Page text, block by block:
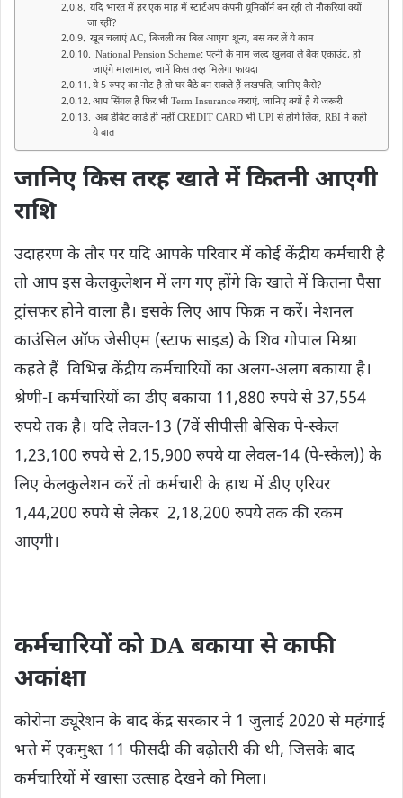
यदि भारत में हर एक माह में स्टार्टअप कंपनी यूनिकॉर्न बन रही तो नौकरियां क्यों
जा रहीं?
खूब चलाएं AC‚ बिजली का बिल आएगा शून्य‚ बस कर लें ये काम
National Pension Scheme: पत्नी के नाम जल्द खुलवा लें बैंक एकाउंट, हो
जाएंगे मालामाल, जानें किस तरह मिलेगा फायदा
ये 5 रुपए का नोट है तो घर बैठे बन सकते हैं लखपति, जानिए कैसे?
आप सिंगल है फिर भी Term Insurance कराएं, जानिए क्यों है ये जरूरी
अब डेबिट कार्ड ही नहीं CREDIT CARD भी UPI से होंगे लिंक‚ RBI ने कही
ये बात
जानिए किस तरह खाते में कितनी आएगी
राशि
उदाहरण के तौर पर यदि आपके परिवार में कोई केंद्रीय कर्मचारी है
तो आप इस केलकुलेशन में लग गए होंगे कि खाते में कितना पैसा
ट्रांसफर होने वाला है। इसके लिए आप फिक्र न करें। नेशनल
काउंसिल ऑफ जेसीएम (स्टाफ साइड) के शिव गोपाल मिश्रा
कहते हैं विभिन्न केंद्रीय कर्मचारियों का अलग-अलग बकाया है।
श्रेणी-I कर्मचारियों का डीए बकाया 11,880 रुपये से 37,554
रुपये तक है। यदि लेवल-13 (7वें सीपीसी बेसिक पे-स्केल
1,23,100 रुपये से 2,15,900 रुपये या लेवल-14 (पे-स्केल)) के
लिए केलकुलेशन करें तो कर्मचारी के हाथ में डीए एरियर
1,44,200 रुपये से लेकर 2,18,200 रुपये तक की रकम
आएगी।
कर्मचारियों को DA बकाया से काफी
अकांक्षा
कोरोना ड्यूरेशन के बाद केंद्र सरकार ने 1 जुलाई 2020 से महंगाई
भत्ते में एकमुश्त 11 फीसदी की बढ़ोतरी की थी, जिसके बाद
कर्मचारियों में खासा उत्साह देखने को मिला।